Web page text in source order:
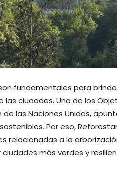
fundamentales para
ciudades. Uno de los
las Naciones Unidas,
Por eso,
relacionadas a la
más verdes y